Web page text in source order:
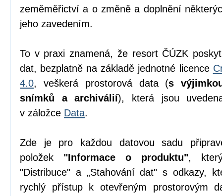
zeměměřictví a o změně a doplnění
jeho zavedením.
To v praxi znamená, že resort ČÚZK
dat, bezplatně na základě jednotné licence
4.0, veškerá prostorová data (s
snímků a archiválií), která jsou
v záložce Data.
Zde je pro každou datovou sadu
položek "Informace o produktu",
"Distribuce" a „Stahování dat" s odkazy,
rychlý přístup k otevřeným prostorovým